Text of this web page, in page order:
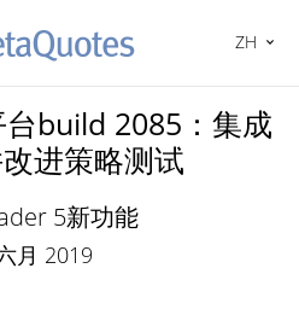
ZH
build 2085：集成
进策略测试
5新功能
月 2019